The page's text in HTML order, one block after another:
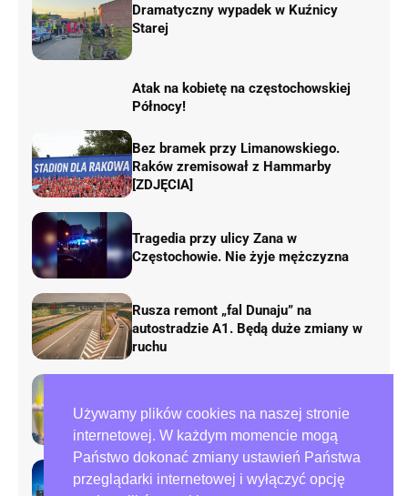
Używamy plików cookies na naszej stronie
internetowej. W każdym momencie mogą
Państwo dokonać zmiany ustawień Państwa
przeglądarki internetowej i wyłączyć opcję
Dramatyczny wypadek w Kuźnicy
Starej
Atak na kobietę na częstochowskiej
Północy!
Bez bramek przy Limanowskiego.
Raków zremisował z Hammarby
[ZDJĘCIA]
Tragedia przy ulicy Zana w
Częstochowie. Nie żyje mężczyzna
Rusza remont „fal Dunaju” na
autostradzie A1. Będą duże zmiany w
ruchu
AirShow Rudniki 2026. Dziś finał
pokazów lotniczych
Preparowanie kart w referendum.